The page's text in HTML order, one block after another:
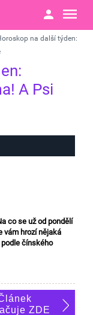
na další týden:
A Psi
co se už od pondělí
vám hrozí nějaká
čínského
ZDE